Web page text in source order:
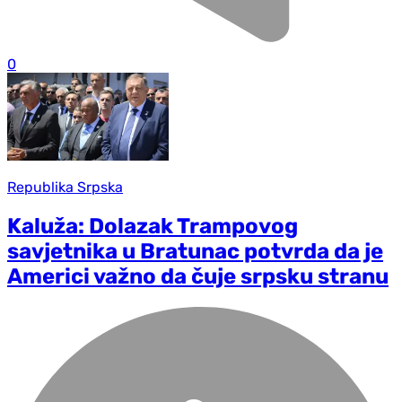
0
Republika Srpska
Kaluža: Dolazak Trampovog
savjetnika u Bratunac potvrda da je
Americi važno da čuje srpsku stranu